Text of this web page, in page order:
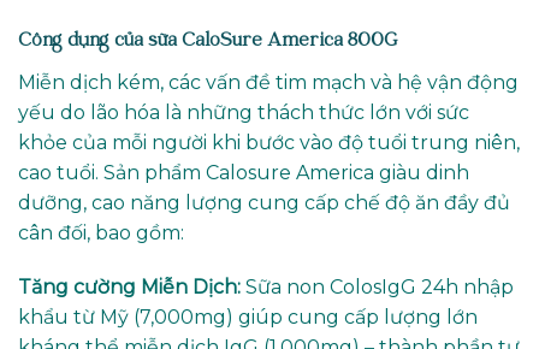
Công dụng của sữa CaloSure America 800G
Miễn dịch kém, các vấn đề tim mạch và hệ vận động
yếu do lão hóa là những thách thức lớn với sức
khỏe của mỗi người khi bước vào độ tuổi trung niên,
cao tuổi. Sản phẩm Calosure America giàu dinh
dưỡng, cao năng lượng cung cấp chế độ ăn đầy đủ
cân đối, bao gồm:
Tăng cường Miễn Dịch: Sữa non ColosIgG 24h nhập
khẩu từ Mỹ (7,000mg) giúp cung cấp lượng lớn